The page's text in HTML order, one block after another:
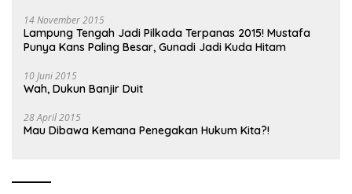
14 November 2015
Lampung Tengah Jadi Pilkada Terpanas 2015! Mustafa
Punya Kans Paling Besar, Gunadi Jadi Kuda Hitam
10 Juni 2015
Wah, Dukun Banjir Duit
28 April 2015
Mau Dibawa Kemana Penegakan Hukum Kita?!